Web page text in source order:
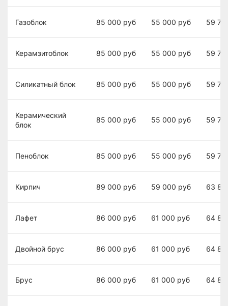
Газоблок 85 000 руб 55 000 руб 59
Керамзитоблок 85 000 руб 55 000 руб 59
Силикатный блок 85 000 руб 55 000 руб 59
Керамический
блок
85 000 руб 55 000 руб 59
Пеноблок 85 000 руб 55 000 руб 59
Кирпич 89 000 руб 59 000 руб 63
Лафет 86 000 руб 61 000 руб 64
Двойной брус 86 000 руб 61 000 руб 64
Брус 86 000 руб 61 000 руб 64